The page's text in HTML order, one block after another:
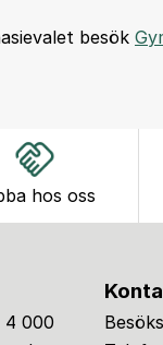
besök
hos oss
4 000